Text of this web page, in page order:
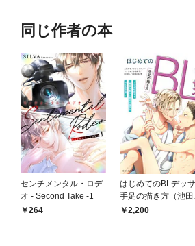
同じ作者の本
センチメンタル・ロデ
オ - Second Take -1
264
はじめてのBLデッ
手足の描き方（池田
店）2,200